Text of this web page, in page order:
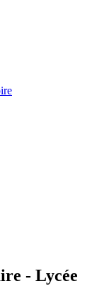
- Lycée